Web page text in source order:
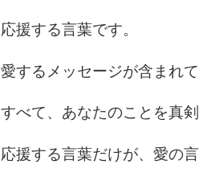
応援する言葉です。
愛するメッセージが含まれて
すべて、あなたのことを真
応援する言葉だけが、愛の